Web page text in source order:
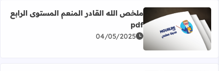
اقرأ المزيد عن ملخص الله القادر المنعم المستوى الرابع pdf
ملخص الله القادر المنعم المستوى الرابع
pdf
04/05/2025